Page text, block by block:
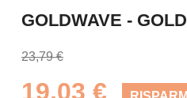
GOLDWAVE -
23,79 €
19,03 €